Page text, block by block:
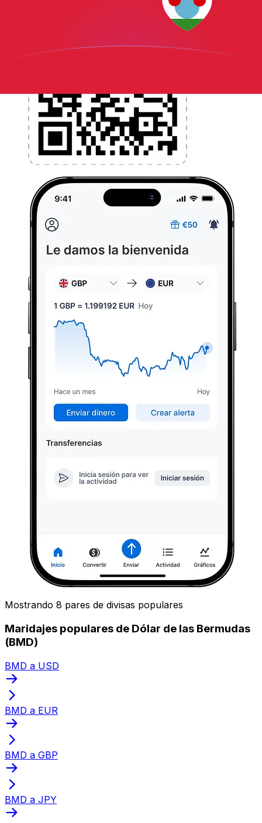
Mostrando 8 pares de divisas populares
Maridajes populares de Dólar de las Bermudas
(BMD)
BMD a USD
BMD a EUR
BMD a GBP
BMD a JPY